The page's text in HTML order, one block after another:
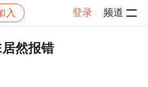
入 登录 频道
帖子详情
然报错